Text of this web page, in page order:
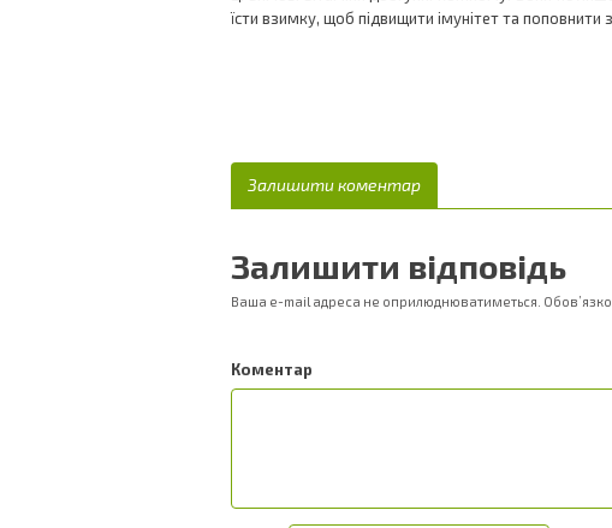
їсти взимку, щоб підвищити імунітет та поповнити
Залишити коментар
Залишити відповідь
Ваша e-mail адреса не оприлюднюватиметься.